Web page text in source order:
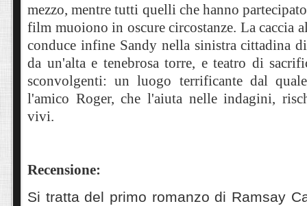
mezzo, mentre tutti quelli che hanno
film muoiono in oscure circostanze. La caccia
conduce infine Sandy nella sinistra cittadina
da un'alta e tenebrosa torre, e teatro di
sconvolgenti: un luogo terrificante dal
l'amico Roger, che l'aiuta nelle indagini,
vivi.
Recensione:
Si tratta del primo romanzo di Ramsay